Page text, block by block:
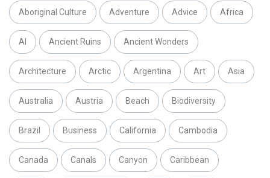
Aboriginal Culture Adventure Advice Africa
AI Ancient Ruins Ancient Wonders
Architecture Arctic Argentina Art Asia
Australia Austria Beach Biodiversity
Brazil Business California Cambodia
Canada Canals Canyon Caribbean